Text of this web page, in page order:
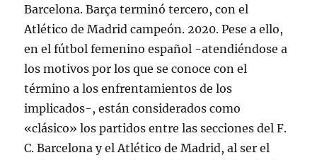
Barcelona. Barça terminó tercero, con el
Atlético de Madrid campeón. 2020. Pese a ello,
en el fútbol femenino español -atendiéndose a
los motivos por los que se conoce con el
término a los enfrentamientos de los
implicados-, están considerados como
«clásico» los partidos entre las secciones del F.
C. Barcelona y el Atlético de Madrid, al ser el